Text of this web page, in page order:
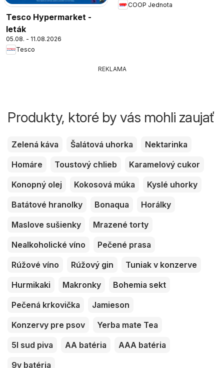
Tesco Hypermarket -
leták
05.08. - 11.08.2026
Tesco
COOP Jednota
REKLAMA
Produkty, ktoré by vás mohli zaujať
Zelená káva Šalátová uhorka
Nektarinka
Homáre
Toustový chlieb
Karamelový cukor
Konopný olej
Kokosová múka
Kyslé uhorky
Batátové hranolky
Bonaqua
Horálky
Maslove sušienky
Mrazené torty
Nealkoholické víno
Pečené prasa
Rúžové víno
Rúžový gin
Tuniak v konzerve
Hurmikaki
Makronky
Bohemia sekt
Pečená krkovička
Jamieson
Konzervy pre psov
Yerba mate Tea
5l sud piva
AA batéria
AAA batéria
9v batéria